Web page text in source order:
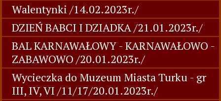
Walentynki /14.02.2023r./
DZIEŃ BABCI I DZIADKA /21.01.2023r./
BAL KARNAWAŁOWY - KARNAWAŁOWO -
ZABAWOWO /20.01.2023r./
Wycieczka do Muzeum Miasta Turku - gr
III, IV, VI /11/17/20.01.2023r./